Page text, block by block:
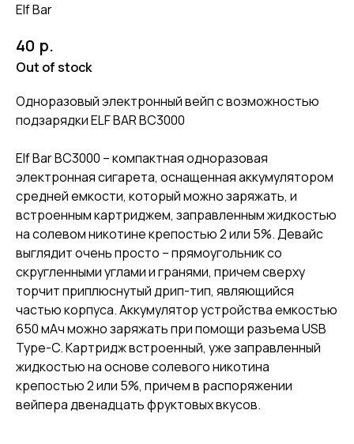
Elf Bar
40 р.
Out of stock
Одноразовый электронный вейп с возможностью
подзарядки ELF BAR BC3000
Elf Bar BC3000 – компактная одноразовая
электронная сигарета, оснащенная аккумулятором
средней емкости, который можно заряжать, и
встроенным картриджем, заправленным жидкостью
на солевом никотине крепостью 2 или 5%. Девайс
выглядит очень просто – прямоугольник со
скругленными углами и гранями, причем сверху
торчит приплюснутый дрип-тип, являющийся
частью корпуса. Аккумулятор устройства емкостью
650 мАч можно заряжать при помощи разъема USB
Type-C. Картридж встроенный, уже заправленный
жидкостью на основе солевого никотина
крепостью 2 или 5%, причем в распоряжении
вейпера двенадцать фруктовых вкусов.